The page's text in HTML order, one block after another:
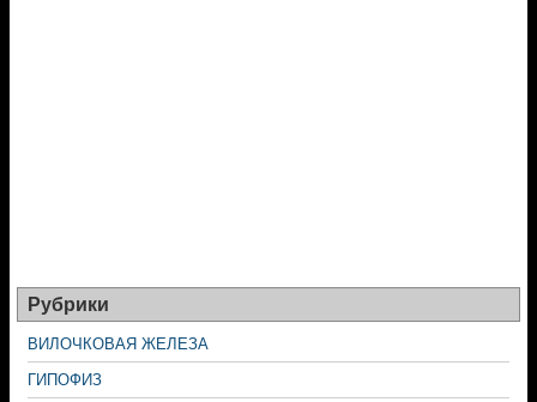
Рубрики
ВИЛОЧКОВАЯ ЖЕЛЕЗА
ГИПОФИЗ